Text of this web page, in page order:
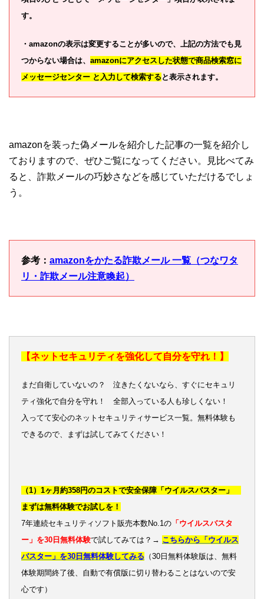
す。
・amazonの表示は変更することが多いので、上記の方法でも見
つからない場合は、 amazonにアクセスした状態で商品検索窓に
メッセージセンター と入力して検索する と表示されます。
amazonを装った偽メールを紹介した記事の一覧を紹介し
ておりますので、ぜひご覧になってください。見比べてみ
ると、詐欺メールの巧妙さなどを感じていただけるでしょ
う。
参考： amazonをかたる詐欺メール 一覧（つなワタ
リ・詐欺メール注意喚起）
【ネットセキュリティを強化して自分を守れ！】
まだ自衛していないの？ 泣きたくないなら、すぐにセキュリ
ティ強化で自分を守れ！ 全部入っている人も珍しくない！
入ってて安心のネットセキュリティサービス一覧。無料体験も
できるので、まずは試してみてください！
（1）1ヶ月約358円のコストで安全保障「ウイルスバスター」
まずは無料体験でお試しを！
7年連続セキュリティソフト販売本数No.1の 「ウイルスバスタ
ー」を30日無料体験で試してみては？→ こちらから「ウイルス
バスター」を30日無料体験してみる （30日無料体験版は、無料
体験期間終了後、自動で有償版に切り替わることはないので安
心です）